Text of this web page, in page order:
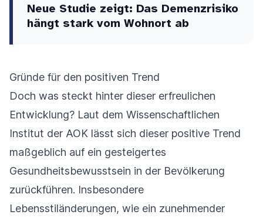
Neue Studie zeigt: Das Demenzrisiko
hängt stark vom Wohnort ab
Gründe für den positiven Trend
Doch was steckt hinter dieser erfreulichen
Entwicklung? Laut dem Wissenschaftlichen
Institut der AOK lässt sich dieser positive Trend
maßgeblich auf ein gesteigertes
Gesundheitsbewusstsein in der Bevölkerung
zurückführen. Insbesondere
Lebensstiländerungen, wie ein zunehmender